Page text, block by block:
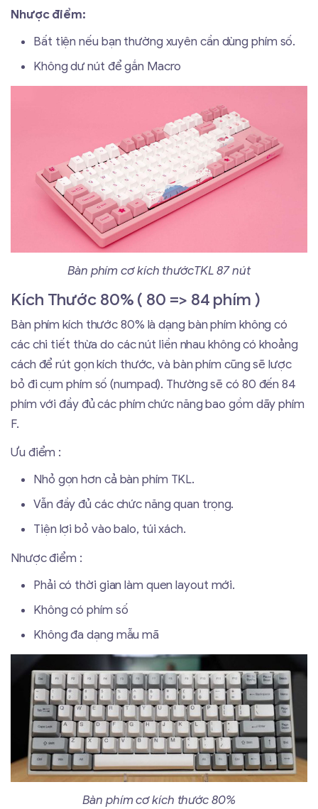
Nhược điểm:
Bất tiện nếu bạn thường xuyên cần dùng phím số.
Không dư nút để gắn Macro
Bàn phím cơ kích thướcTKL 87 nút
Kích Thước 80% ( 80 => 84 phím )
Bàn phím kích thước 80% là dạng bàn phím không có
các chi tiết thừa do các nút liền nhau không có khoảng
cách để rút gọn kích thước, và bàn phím cũng sẽ lược
bỏ đi cụm phím số (numpad). Thường sẽ có 80 đến 84
phím với đầy đủ các phím chức năng bao gồm dãy phím
F.
Ưu điểm :
Nhỏ gọn hơn cả bàn phím TKL.
Vẫn đầy đủ các chức năng quan trọng.
Tiện lợi bỏ vào balo, túi xách.
Nhược điểm :
Phải có thời gian làm quen layout mới.
Không có phím số
Không đa dạng mẫu mã
Bàn phím cơ kích thước 80%